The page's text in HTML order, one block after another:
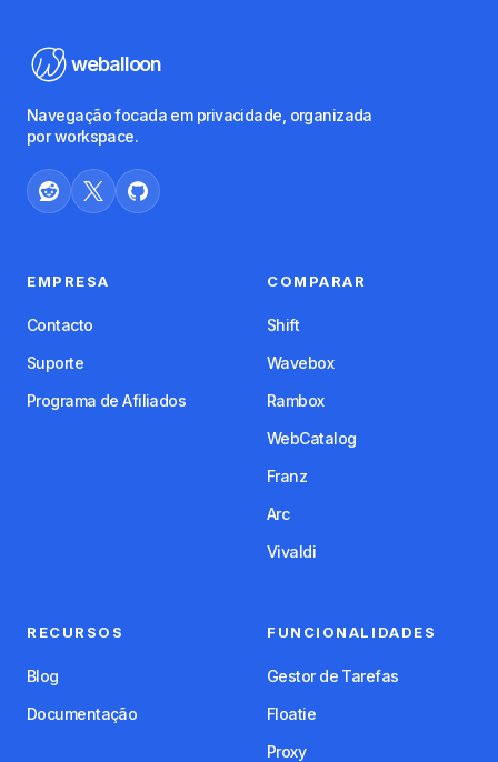
weballoon
Navegação focada em privacidade, organizada
por workspace.
EMPRESA
Contacto
Suporte
Programa de Afiliados
COMPARAR
Shift
Wavebox
Rambox
WebCatalog
Franz
Arc
Vivaldi
RECURSOS
Blog
Documentação
FUNCIONALIDADES
Gestor de Tarefas
Floatie
Proxy